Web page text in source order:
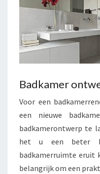
Badkamer
Voor een
een nieuwe
badkamerontwerp te
het u een beter
badkamerruimte eruit
belangrijk om een